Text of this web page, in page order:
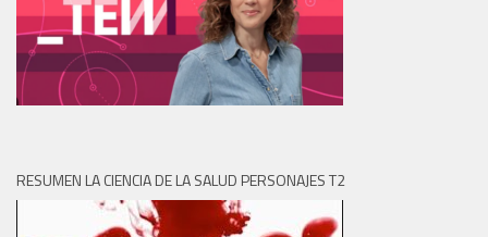
RESUMEN LA CIENCIA DE LA SALUD PERSONAJES T2